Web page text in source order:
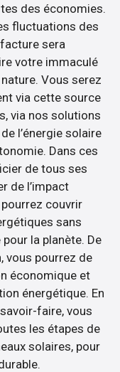
des économies.
fluctuations des
sera
votre immaculé
Vous serez
via cette source
via nos solutions
l’énergie solaire
Dans ces
de tous ses
de l’impact
couvrir
sans
la planète. De
vous pourrez de
économique et
énergétique. En
faire, vous
les étapes de
solaires, pour